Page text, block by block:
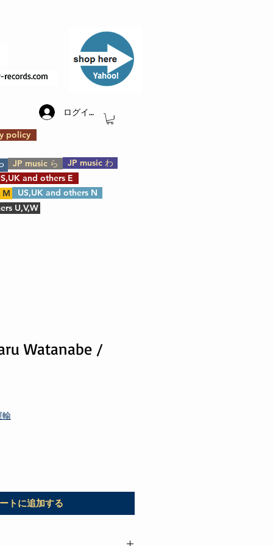
​Yahoo!
policy
ログイン
JP music ら
JP music わ
and others E
US,UK and others N
U,V,W
M
Watanabe /
輸
トに追加する